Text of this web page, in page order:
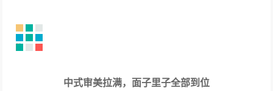
中式审美拉满，面子里子全部到位